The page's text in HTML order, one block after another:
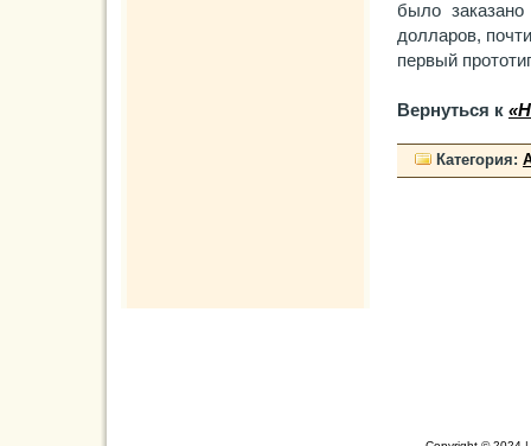
было
долларов,
первый
Вернуться к
Категория: